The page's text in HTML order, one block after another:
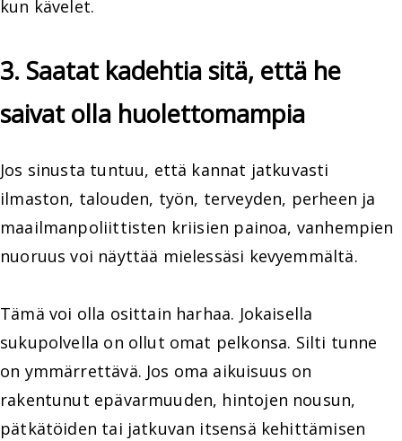
kun kävelet.
3. Saatat kadehtia sitä, että he
saivat olla huolettomampia
Jos sinusta tuntuu, että kannat jatkuvasti
ilmaston, talouden, työn, terveyden, perheen ja
maailmanpoliittisten kriisien painoa, vanhempien
nuoruus voi näyttää mielessäsi kevyemmältä.
Tämä voi olla osittain harhaa. Jokaisella
sukupolvella on ollut omat pelkonsa. Silti tunne
on ymmärrettävä. Jos oma aikuisuus on
rakentunut epävarmuuden, hintojen nousun,
pätkätöiden tai jatkuvan itsensä kehittämisen